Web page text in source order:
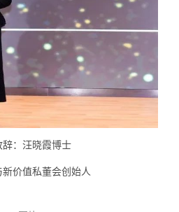
辞：汪晓霞博士
新价值私董会创始人